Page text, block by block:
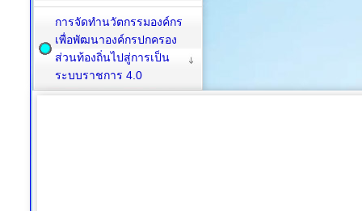
การจัดทำนวัตกรรมองค์กร
เพื่อพัฒนาองค์กรปกครอง
ส่วนท้องถิ่นไปสู่การเป็น
ระบบราชการ 4.0